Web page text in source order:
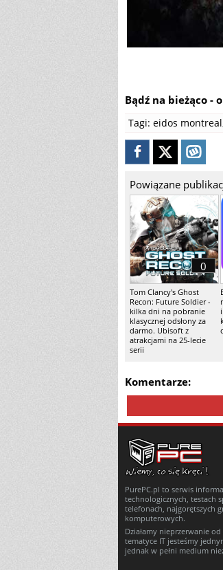
Bądź na bieżąco -
Tagi: eidos montreal
Powiązane
Tom Clancy's Ghost
Recon: Future Soldier -
kilka dni na pobranie
klasycznej odsłony za
darmo. Ubisoft z
atrakcjami na 25-lecie
serii
0
Komentarze:
PurePC.pl to serwis
technologicznych, testach
telefonach, najgorętszych
komputerowych.
Działamy nieprzerwanie
tematyce IT jesteśmy
jednak w pełni medium